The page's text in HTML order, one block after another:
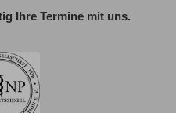
Ihre Termine mit uns.